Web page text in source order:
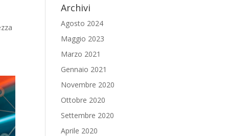
Archivi
Agosto 2024
Maggio 2023
Marzo 2021
Gennaio 2021
Novembre 2020
Ottobre 2020
Settembre 2020
Aprile 2020